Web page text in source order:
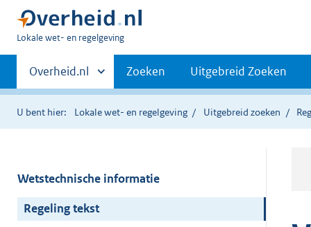
U
hier:
Lokale wet- en regelgeving
Primaire
navigatie
Andere
sites
binnen
Overheid.nl Zoeken Uitgebreid Zoeken
U bent hier: Lokale wet- en regelgeving Uitgebreid zoeken
Wetstechnische informatie
Regeling tekst